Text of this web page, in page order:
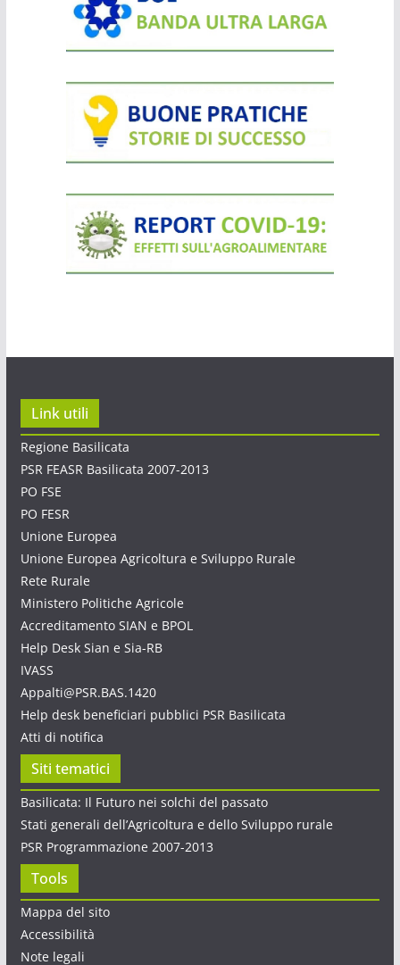
Link utili
Regione Basilicata
PSR FEASR Basilicata 2007-2013
PO FSE
PO FESR
Unione Europea
Unione Europea Agricoltura e Sviluppo Rurale
Rete Rurale
Ministero Politiche Agricole
Accreditamento SIAN e BPOL
Help Desk Sian e Sia-RB
IVASS
Appalti@PSR.BAS.1420
Help desk beneficiari pubblici PSR Basilicata
Atti di notifica
Siti tematici
Basilicata: Il Futuro nei solchi del passato
Stati generali dell’Agricoltura e dello Sviluppo rurale
PSR Programmazione 2007-2013
Tools
Mappa del sito
Accessibilità
Note legali